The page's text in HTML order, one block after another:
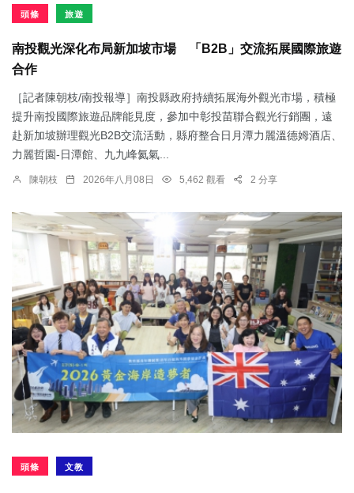
頭條 旅遊
南投觀光深化布局新加坡市場 「B2B」交流拓展國際旅遊
合作
［記者陳朝枝/南投報導］南投縣政府持續拓展海外觀光市場，積極
提升南投國際旅遊品牌能見度，參加中彰投苗聯合觀光行銷團，遠
赴新加坡辦理觀光B2B交流活動，縣府整合日月潭力麗溫德姆酒店、
力麗哲園-日潭館、九九峰氦氣...
陳朝枝 2026年八月08日 5,462 觀看 2 分享
頭條 文教